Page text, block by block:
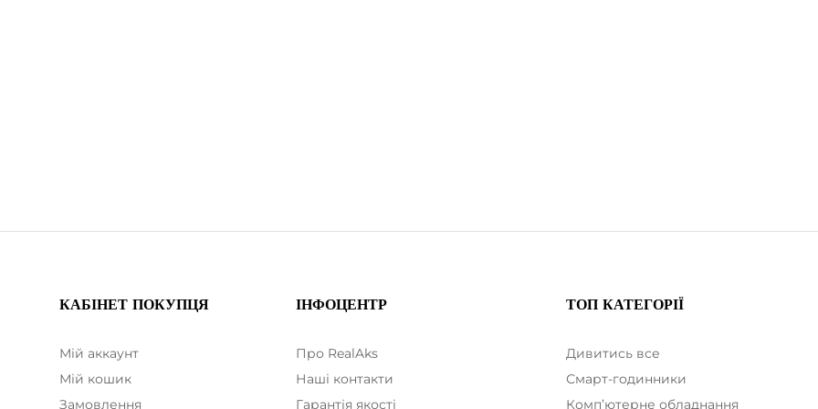
КАБІНЕТ ПОКУПЦЯ
Мій аккаунт
Мій кошик
Замовлення
ІНФОЦЕНТР
Про RealAks
Наші контакти
Гарантія якості
ТОП КАТЕГОРІЇ
Дивитись все
Смарт-годинники
Комп’ютерне обладнання